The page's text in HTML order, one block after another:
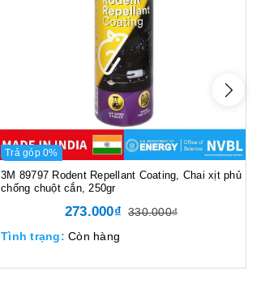
Trả góp 0%
3M 89797 Rodent Repellant Coating, Chai xịt phủ
chống chuột cắn, 250gr
273.000₫ 330.000₫
Tình trạng: Còn hàng